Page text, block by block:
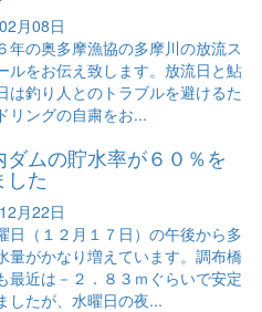
月08日
年の奥多摩漁協の多摩川の放流ス
ルをお伝え致します。放流日と鮎
は釣り人とのトラブルを避けるた
リングの自粛をお...
ダムの貯水率が６０％を
した
月22日
日（１２月１７日）の午後から多
量がかなり増えています。調布橋
最近は－２．８３ｍぐらいで安定
したが、水曜日の夜...